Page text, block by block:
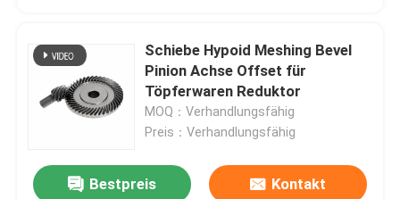
Zu Hause
Schiebe Hypoid Meshing Bevel
Pinion Achse Offset für
Töpferwaren Reduktor
MOQ：Verhandlungsfähig
Preis：Verhandlungsfähig
Bestpreis Kontakt